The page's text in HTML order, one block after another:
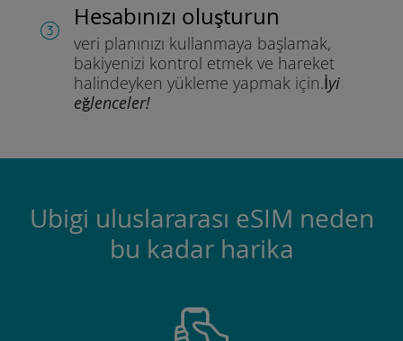
Hesabınızı oluşturun
veri planınızı kullanmaya başlamak,
bakiyenizi kontrol etmek ve hareket
halindeyken yükleme yapmak için.İyi
eğlenceler!
Ubigi uluslararası eSIM neden
bu kadar harika